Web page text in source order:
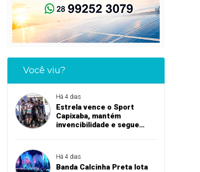
Você viu?
Há 4 dias
Estrela vence o Sport
Capixaba, mantém
invencibilidade e segue
Há 4 dias
Banda Calcinha Preta lota